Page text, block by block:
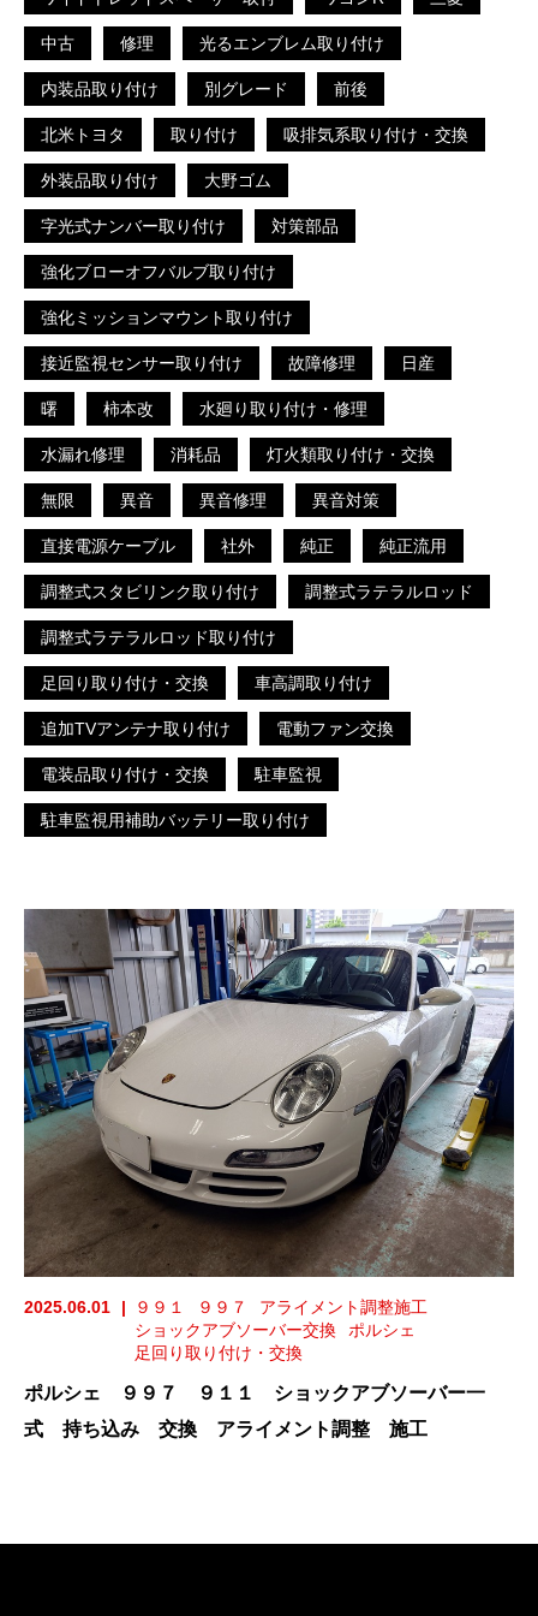
中古 修理 光るエンブレム取り付け
内装品取り付け 別グレード 前後
北米トヨタ 取り付け 吸排気系取り付け・交換
外装品取り付け 大野ゴム
字光式ナンバー取り付け 対策部品
強化ブローオフバルブ取り付け
強化ミッションマウント取り付け
接近監視センサー取り付け 故障修理 日産
曙 柿本改 水廻り取り付け・修理
水漏れ修理 消耗品 灯火類取り付け・交換
無限 異音 異音修理 異音対策
直接電源ケーブル 社外 純正 純正流用
調整式スタビリンク取り付け 調整式ラテラルロッド
調整式ラテラルロッド取り付け
足回り取り付け・交換 車高調取り付け
追加TVアンテナ取り付け 電動ファン交換
電装品取り付け・交換 駐車監視
駐車監視用補助バッテリー取り付け
2025.06.01 ９９１ ９９７
アライメント調整施工
ショックアブソーバー交換
ポルシェ
足回り取り付け・交換
ポルシェ ９９７ ９１１ ショックアブソーバー一
式 持ち込み 交換 アライメント調整 施工